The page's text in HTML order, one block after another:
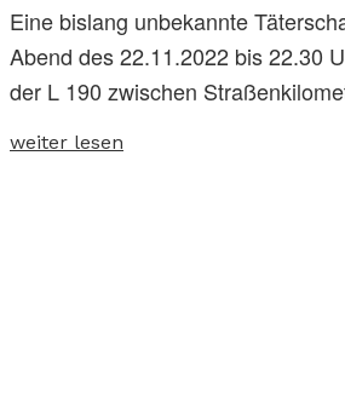
Eine bislang unbekannte
Abend des 22.11.2022 bis 22.30
der L 190 zwischen
weiter lesen